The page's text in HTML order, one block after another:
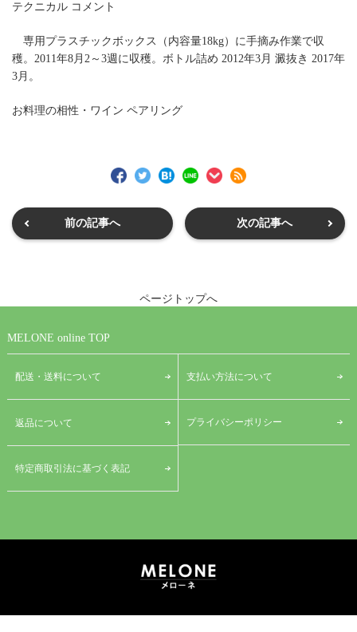
テクニカル コメント
専用プラスチックボックス（内容量18kg）に手摘み作業で収
穫。2011年8月2～3週に収穫。ボトル詰め 2012年3月 澱抜き 2017年
3月。
お料理の相性・ワイン ペアリング
前の記事へ 次の記事へ
ページトップへ
MELONE online TOP
配送・送料について 支払い方法について
返品について プライバシーポリシー
特定商取引法に基づく表記